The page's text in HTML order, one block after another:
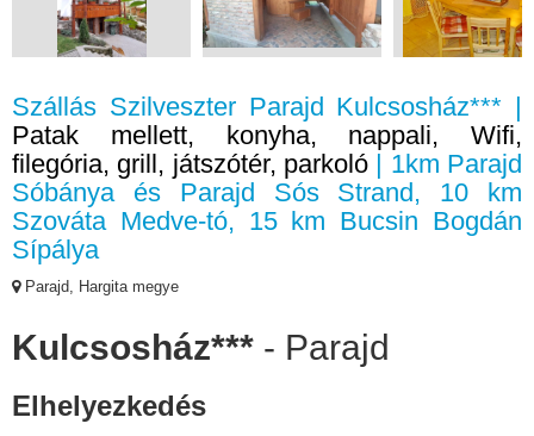
Szállás Szilveszter Parajd Kulcsosház*** |
Patak mellett, konyha, nappali, Wifi,
filegória, grill, játszótér, parkoló | 1km Parajd
Sóbánya és Parajd Sós Strand, 10 km
Szováta Medve-tó, 15 km Bucsin Bogdán
Sípálya
Parajd, Hargita megye
Kulcsosház*** - Parajd
Elhelyezkedés